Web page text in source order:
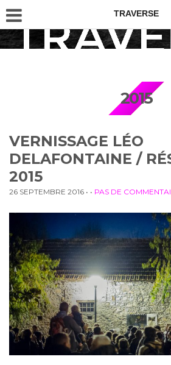
TRAVERSE
2015
VERNISSAGE LÉO
DELAFONTAINE /
2015
26 SEPTEMBRE 2016 • • PAS DE